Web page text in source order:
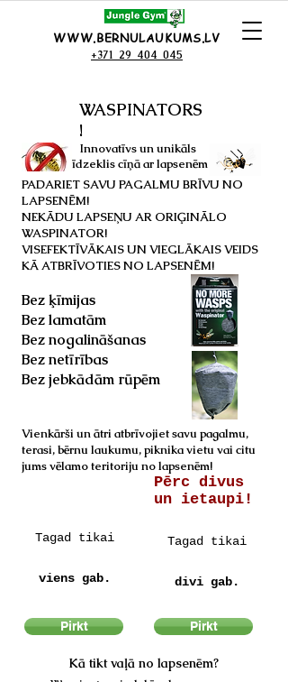
WWW.BERNULAUKUMS.LV
+371 29 404 045
WASPINATORS
!
Innovatīvs un unikāls
līdzeklis cīņā ar lapsenēm
PADARIET SAVU PAGALMU BRĪVU NO
LAPSENĒM!
NEKĀDU LAPSEŅU AR ORIĢINĀLO
WASPINATOR!
VISEFEKTĪVĀKAIS UN VIEGLĀKAIS VEIDS
KĀ ATBRĪVOTIES NO LAPSENĒM!
Bez ķīmijas
Bez lamatām
Bez nogalināšanas
Bez netīrības
Bez jebkādām rūpēm
Vienkārši un ātri atbrīvojiet savu pagalmu,
terasi, bērnu laukumu, piknika vietu vai citu
jums vēlamo teritoriju no lapsenēm!
Pērc divus
un ietaupi!
Tagad tikai
viens gab.
Pirkt
Tagad tikai
divi gab.
Pirkt
Kā tikt vaļā no lapsenēm?